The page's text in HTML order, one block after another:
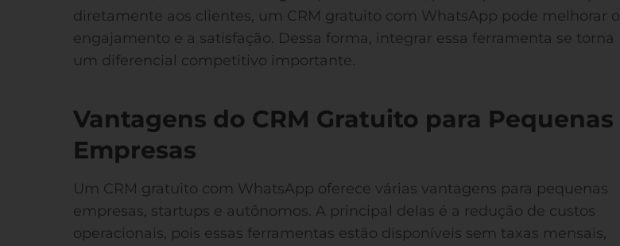
diretamente aos clientes, um CRM gratuito com WhatsApp pode melhorar o
engajamento e a satisfação. Dessa forma, integrar essa ferramenta se torna
um diferencial competitivo importante.
Vantagens do CRM Gratuito para Pequenas
Empresas
Um CRM gratuito com WhatsApp oferece várias vantagens para pequenas
empresas, startups e autônomos. A principal delas é a redução de custos
operacionais, pois essas ferramentas estão disponíveis sem taxas mensais,